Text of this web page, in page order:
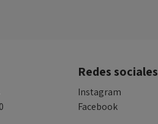
Redes sociales
Instagram
Facebook